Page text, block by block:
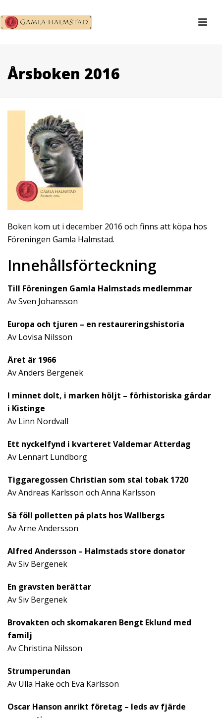
Årsboken 2016
Boken kom ut i december 2016 och finns att köpa hos
Föreningen Gamla Halmstad.
Innehållsförteckning
Till Föreningen Gamla Halmstads medlemmar
Av Sven Johansson
Europa och tjuren – en restaureringshistoria
Av Lovisa Nilsson
Året är 1966
Av Anders Bergenek
I minnet dolt, i marken höljt – förhistoriska gårdar
i Kistinge
Av Linn Nordvall
Ett nyckelfynd i kvarteret Valdemar Atterdag
Av Lennart Lundborg
Tiggaregossen Christian som stal tobak 1720
Av Andreas Karlsson och Anna Karlsson
Så föll polletten på plats hos Wallbergs
Av Arne Andersson
Alfred Andersson – Halmstads store donator
Av Siv Bergenek
En gravsten berättar
Av Siv Bergenek
Brovakten och skomakaren Bengt Eklund med
familj
Av Christina Nilsson
Strumperundan
Av Ulla Hake och Eva Karlsson
Oscar Hanson anrikt företag – leds av fjärde